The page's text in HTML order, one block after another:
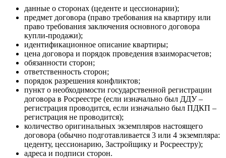
данные о сторонах (цеденте и цессионарии);
предмет договора (право требования на квартиру или
право требования заключения основного договора
купли-продажи);
идентификационное описание квартиры;
цена договора и порядок проведения взаиморасчетов;
обязанности сторон;
ответственность сторон;
порядок разрешения конфликтов;
пункт о необходимости государственной регистрации
договора в Росреестре (если изначально был ДДУ –
регистрация проводится, если изначально был ПДКП –
регистрация не проводится);
количество оригинальных экземпляров настоящего
договора (обычно подготавливается 3 или 4 экземпляра:
цеденту, цессионарию, Застройщику и Росреестру);
адреса и подписи сторон.